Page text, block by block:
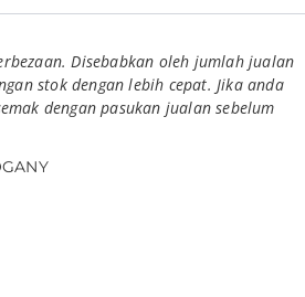
Disebabkan oleh jumlah jualan
stok dengan lebih cepat. Jika anda
dengan pasukan jualan sebelum